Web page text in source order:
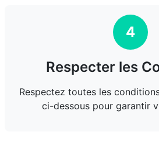
4
Respecter les
Respectez toutes les
ci-dessous pour garantir